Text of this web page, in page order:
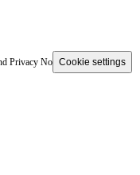
Privacy NoticeCookie settings